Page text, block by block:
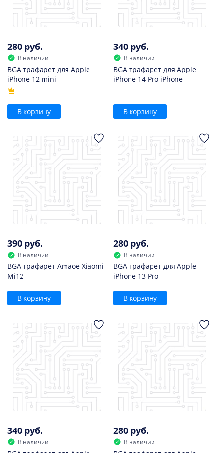
280 руб.
В наличии
BGA трафарет для Apple
iPhone 12 mini
В корзину
340 руб.
В наличии
BGA трафарет для Apple
iPhone 14 Pro iPhone
В корзину
390 руб.
В наличии
BGA трафарет Amaoe Xiaomi
Mi12
В корзину
280 руб.
В наличии
BGA трафарет для Apple
iPhone 13 Pro
В корзину
340 руб.
В наличии
280 руб.
В наличии